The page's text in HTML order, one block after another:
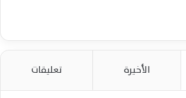
الأخيرة تعليقات